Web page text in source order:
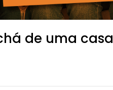
de uma casa